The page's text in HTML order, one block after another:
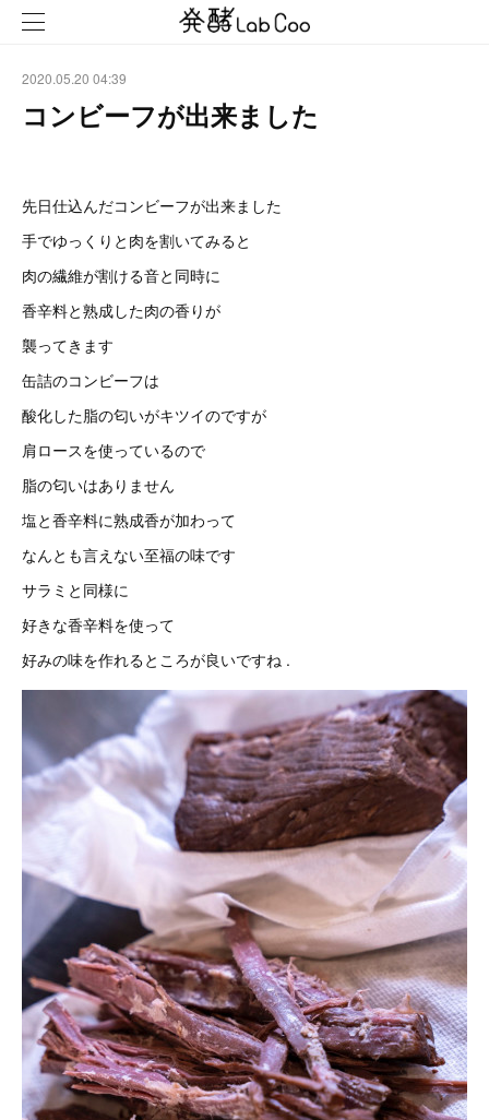
2020.05.20 04:39
コンビーフが出来ました
先日仕込んだコンビーフが出来ました
手でゆっくりと肉を割いてみると
肉の繊維が割ける音と同時に
香辛料と熟成した肉の香りが
襲ってきます
缶詰のコンビーフは
酸化した脂の匂いがキツイのですが
肩ロースを使っているので
脂の匂いはありません
塩と香辛料に熟成香が加わって
なんとも言えない至福の味です
サラミと同様に
好きな香辛料を使って
好みの味を作れるところが良いですね .